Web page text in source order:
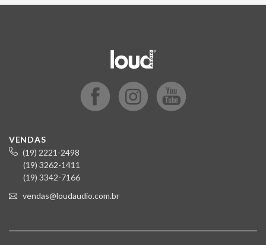
VENDAS
(19) 2221-2498
(19) 3262-1411
(19) 3342-7166
vendas@loudaudio.com.br